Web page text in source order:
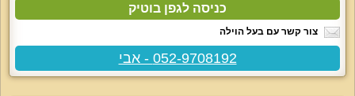
כניסה לגפן בוטיק
צור קשר עם בעל הוילה
052-9708192 - אבי